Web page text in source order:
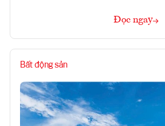
Đọc ngay
Bất động sản